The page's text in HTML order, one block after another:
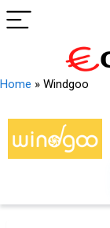
Home » Windgoo